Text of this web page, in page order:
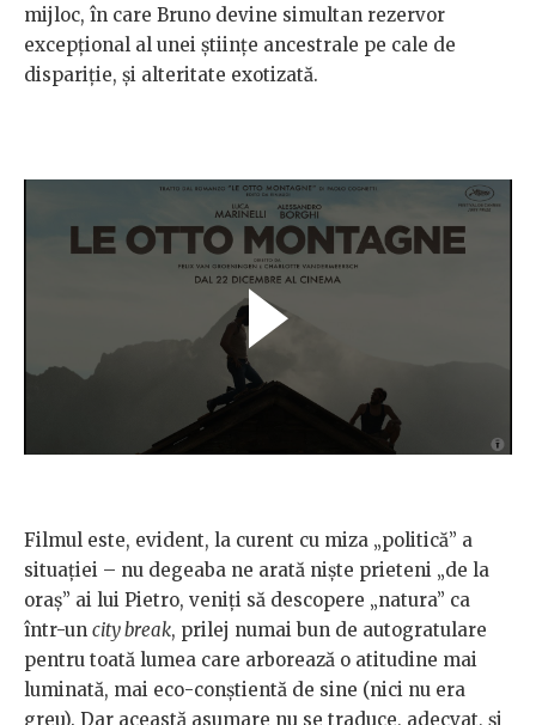
mijloc, în care Bruno devine simultan rezervor
excepțional al unei științe ancestrale pe cale de
dispariție, și alteritate exotizată.
Filmul este, evident, la curent cu miza „politică” a
situației – nu degeaba ne arată niște prieteni „de la
oraș” ai lui Pietro, veniți să descopere „natura” ca
într-un city break, prilej numai bun de autogratulare
pentru toată lumea care arborează o atitudine mai
luminată, mai eco-conștientă de sine (nici nu era
greu). Dar această asumare nu se traduce, adecvat, și